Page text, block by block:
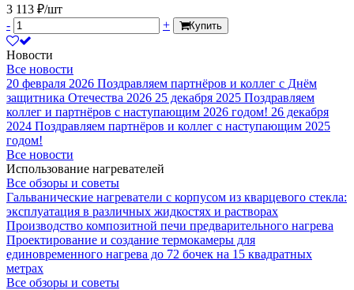
3 113 ₽/шт
-
+ Купить
Новости
Все новости
20 февраля 2026 Поздравляем партнёров и коллег с Днём
защитника Отечества 2026 25 декабря 2025 Поздравляем
коллег и партнёров с наступающим 2026 годом! 26 декабря
2024 Поздравляем партнёров и коллег с наступающим 2025
годом!
Все новости
Использование нагревателей
Все обзоры и советы
Гальванические нагреватели с корпусом из кварцевого стекла:
эксплуатация в различных жидкостях и растворах
Производство композитной печи предварительного нагрева
Проектирование и создание термокамеры для
единовременного нагрева до 72 бочек на 15 квадратных
метрах
Все обзоры и советы